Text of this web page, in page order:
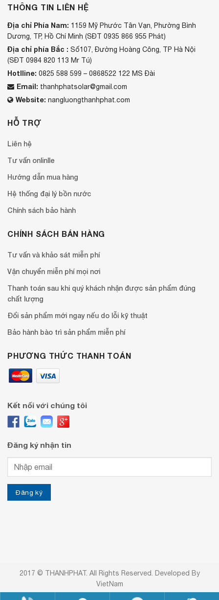
THÔNG TIN LIÊN HỆ
Địa chỉ Phía Nam: 1159 Mỹ Phước Tân Vạn, Phường Bình
Dương, TP, Hồ Chí Minh (SĐT 0935 866 955 Phát)
Địa chỉ phía Bắc : Số107, Đường Hoàng Công, TP Hà Nội
(SĐT 0984 820 113 Mr Tú)
Hotlline: 0825 588 599 – 0868522 122 MS Đài
Email: thanhphatsolar@gmail.com
Website: nangluongthanhphat.com
HỖ TRỢ
Liên hệ
Tư vấn onlinlle
Hướng dẫn mua hàng
Hệ thống đại lý bồn nước
Chính sách bảo hành
CHÍNH SÁCH BÁN HÀNG
Tư vấn và khảo sát miễn phí
Vận chuyển miễn phí mọi nơi
Thanh toán sau khi quý khách nhận được sản phẩm đúng
chất lượng
Đổi sản phẩm mới ngay nếu do lỗi kỹ thuật
Bảo hành bào trì sản phẩm miễn phí
PHƯƠNG THỨC THANH TOÁN
Kết nối với chúng tôi
Đăng ký nhận tin
2017 © THANHPHAT. All Rights Reserved. Developed By
VietNam